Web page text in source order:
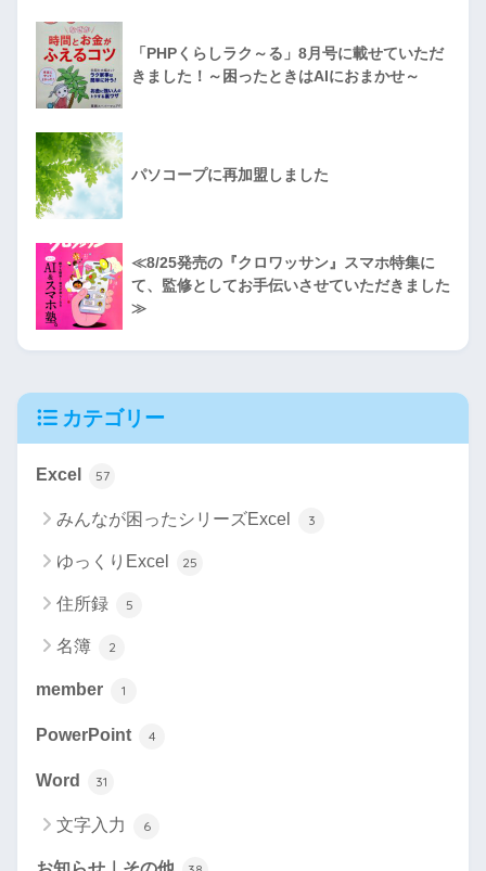
「PHPくらしラク～る」8月号に載せていただ
きました！～困ったときはAIにおまかせ～
パソコープに再加盟しました
≪8/25発売の『クロワッサン』スマホ特集に
て、監修としてお手伝いさせていただきました
≫
カテゴリー
Excel 57
みんなが困ったシリーズExcel 3
ゆっくりExcel 25
住所録 5
名簿 2
member 1
PowerPoint 4
Word 31
文字入力 6